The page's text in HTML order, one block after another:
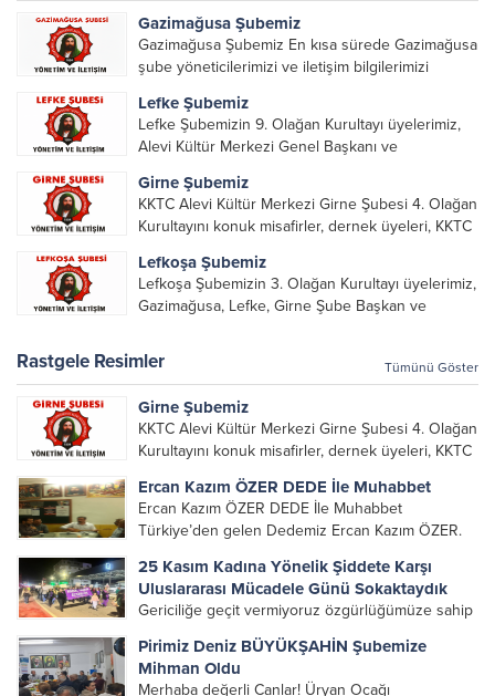
Gazimağusa Şubemiz
Gazimağusa Şubemiz En kısa sürede Gazimağusa
şube yöneticilerimizi ve iletişim bilgilerimizi
Lefke Şubemiz
Lefke Şubemizin 9. Olağan Kurultayı üyelerimiz,
Alevi Kültür Merkezi Genel Başkanı ve
katılımı ile gerçekleşti. Önceki dönemde görev
alarak emek veren, katkı koyan cümle canların...
Girne Şubemiz
KKTC Alevi Kültür Merkezi Girne Şubesi 4. Olağan
Kurultayını konuk misafirler, dernek üyeleri, KKTC
yönetim kurulu, şube başkanları ve yönetim
organlarının katılımıyla gerçekleşti....
Lefkoşa Şubemiz
Lefkoşa Şubemizin 3. Olağan Kurultayı üyelerimiz,
Gazimağusa, Lefke, Girne Şube Başkan ve
üyelerinin katılımı ile gerçekleşti. Önceki
dönemde görev alan, emek veren, katkı koyan...
Rastgele Resimler Tümünü Göster
Girne Şubemiz
KKTC Alevi Kültür Merkezi Girne Şubesi 4. Olağan
Kurultayını konuk misafirler, dernek üyeleri, KKTC
yönetim kurulu, şube başkanları ve yönetim
organlarının katılımıyla gerçekleşti....
Ercan Kazım ÖZER DEDE İle Muhabbet
Ercan Kazım ÖZER DEDE İle Muhabbet
Türkiye’den gelen Dedemiz Ercan Kazım ÖZER.
ziyaretinde canlarımızla muhabbet gerçekleştirmiş
olup canlarımıza güzel nefesler sunmuştur.
25 Kasım Kadına Yönelik Şiddete Karşı
Uluslararası Mücadele Günü Sokaktaydık
Gericiliğe geçit vermiyoruz özgürlüğümüze sahip
bileşeni olduğumuz, 25 Kasım Organizasyon
Komitesi’nin çağrısıyla, 25 Kasım Kadına Yönelik
Pirimiz Deniz BÜYÜKŞAHİN Şubemize
Mihman Oldu
Merhaba değerli Canlar! Üryan Ocağı